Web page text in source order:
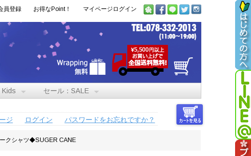
員登録 お得なPoint！ マイページログイン
Kids セール：SALE
ジ ログイン パスワードをお忘れですか？
クシャツ◆SUGER CANE